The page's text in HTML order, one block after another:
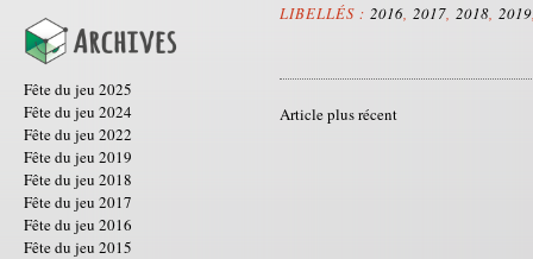
Fête du jeu 2025
Fête du jeu 2024
Fête du jeu 2022
Fête du jeu 2019
Fête du jeu 2018
Fête du jeu 2017
Fête du jeu 2016
Fête du jeu 2015
LIBELLÉS :2016,2017,2018,2019
Article plus récent